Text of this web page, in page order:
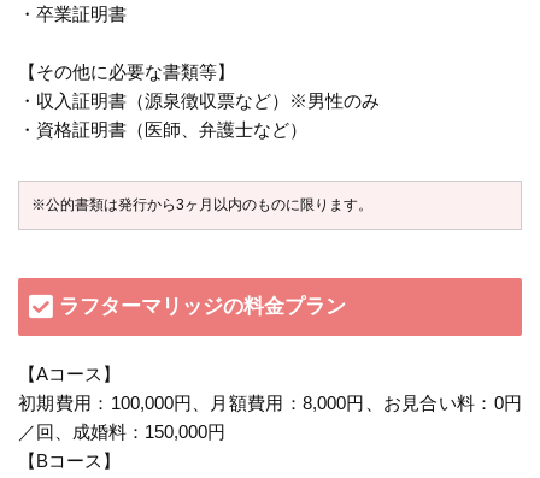
・卒業証明書
【その他に必要な書類等】
・収入証明書（源泉徴収票など）※男性のみ
・資格証明書（医師、弁護士など）
※公的書類は発行から3ヶ月以内のものに限ります。
ラフターマリッジの料金プラン
【Aコース】
初期費用：100,000円、月額費用：8,000円、お見合い料：0円
／回、成婚料：150,000円
【Bコース】